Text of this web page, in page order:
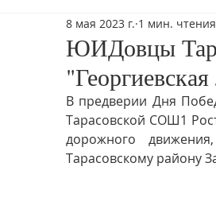
ЮИДовцы
8 мая 2023 г. 1 мин. чтения
В предверии Дня
Тарасовской СОШ1
дорожного
Тарасовскому району